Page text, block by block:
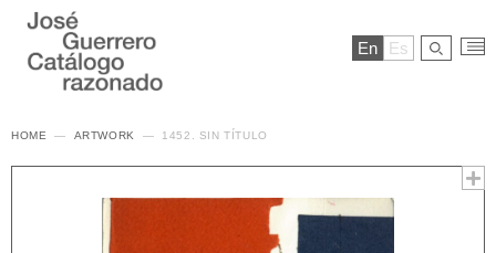
En Es
HOME ARTWORK 1452. SIN TÍTULO